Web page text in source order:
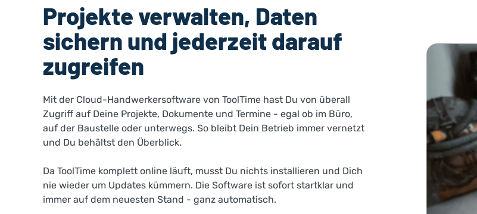
Projekte verwalten, Daten
sichern und jederzeit darauf
zugreifen
Mit der Cloud-Handwerkersoftware von ToolTime hast Du von überall
Zugriff auf Deine Projekte, Dokumente und Termine - egal ob im Büro,
auf der Baustelle oder unterwegs. So bleibt Dein Betrieb immer vernetzt
und Du behältst den Überblick.
Da ToolTime komplett online läuft, musst Du nichts installieren und Dich
nie wieder um Updates kümmern. Die Software ist sofort startklar und
immer auf dem neuesten Stand - ganz automatisch.